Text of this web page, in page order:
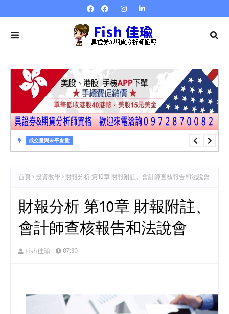
成交量與未平倉量
成交量與未平倉量 第23章 成交量指標…量強弱指標VR
首頁 投資教學 財報分析 第10章 財報附註、會計師查核報告和法說會
財報分析 第10章 財報附註、
會計師查核報告和法說會
Fish佳瑜 07:30